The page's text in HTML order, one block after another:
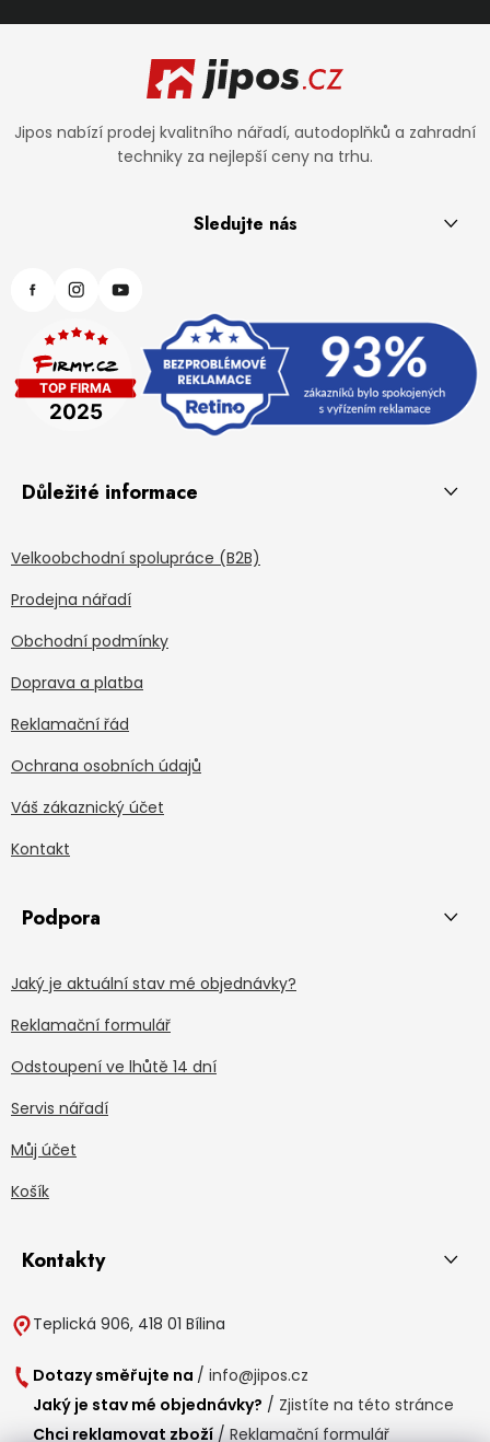
Zápatí
Jipos nabízí prodej kvalitního nářadí, autodoplňků a zahradní
techniky za nejlepší ceny na trhu.
Sledujte nás
Důležité informace
Velkoobchodní spolupráce (B2B)
Prodejna nářadí
Obchodní podmínky
Doprava a platba
Reklamační řád
Ochrana osobních údajů
Váš zákaznický účet
Kontakt
Podpora
Jaký je aktuální stav mé objednávky?
Reklamační formulář
Odstoupení ve lhůtě 14 dní
Servis nářadí
Můj účet
Košík
Kontakty
Teplická 906, 418 01 Bílina
Dotazy směřujte na / info@jipos.cz
Jaký je stav mé objednávky? / Zjistíte na této stránce
Chci reklamovat zboží / Reklamační formulář